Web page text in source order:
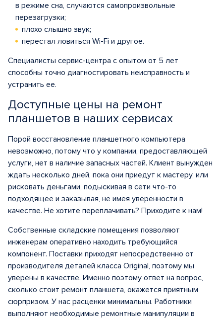
в режиме сна, случаются самопроизвольные
перезагрузки;
плохо слышно звук;
перестал ловиться Wi-Fi и другое.
Специалисты сервис-центра с опытом от 5 лет
способны точно диагностировать неисправность и
устранить ее.
Доступные цены на ремонт
планшетов в наших сервисах
Порой восстановление планшетного компьютера
невозможно, потому что у компании, предоставляющей
услуги, нет в наличие запасных частей. Клиент вынужден
ждать несколько дней, пока они приедут к мастеру, или
рисковать деньгами, подыскивая в сети что-то
подходящее и заказывая, не имея уверенности в
качестве. Не хотите переплачивать? Приходите к нам!
Собственные складские помещения позволяют
инженерам оперативно находить требующийся
компонент. Поставки приходят непосредственно от
производителя деталей класса Original, поэтому мы
уверены в качестве. Именно поэтому ответ на вопрос,
сколько стоит ремонт планшета, окажется приятным
сюрпризом. У нас расценки минимальны. Работники
выполняют необходимые ремонтные манипуляции в